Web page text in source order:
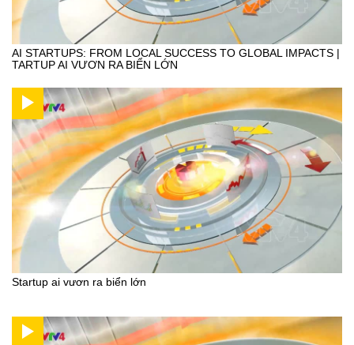
AI STARTUPS: FROM LOCAL SUCCESS TO GLOBAL IMPACTS |
TARTUP AI VƯƠN RA BIỂN LỚN
Startup ai vươn ra biển lớn